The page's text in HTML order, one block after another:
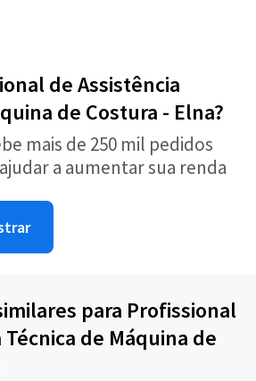
de Assistência
de Costura - Elna?
mais de 250 mil pedidos
a aumentar sua renda
para Profissional
de Máquina de